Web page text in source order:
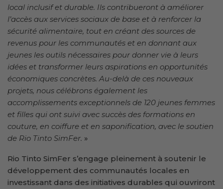
local inclusif et durable. Ils contribueront à améliorer
l’accès aux services sociaux de base et à renforcer la
sécurité alimentaire, tout en créant des sources de
revenus pour les communautés et en donnant aux
jeunes les outils nécessaires pour donner vie à leurs
idées et transformer leurs aspirations en opportunités
économiques concrètes. Au-delà de ces nouveaux
projets, nous célébrons également les
accomplissements exceptionnels de 120 jeunes femmes
et filles qui ont suivi avec succès des formations en
couture, en coiffure et en saponification, avec le soutien
de Rio Tinto SimFer. »
Rio Tinto SimFer s’engage pleinement à soutenir le
développement des communautés locales en
investissant dans des initiatives durables qui ouvriront